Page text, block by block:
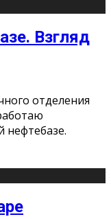
Взгляд
отделения
нефтебазе.